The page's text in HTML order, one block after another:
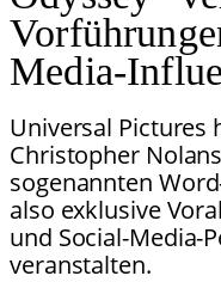
Media-
Universal Pictures
Christopher
sogenannten
also exklusive
und Social-Media-
veranstalten.